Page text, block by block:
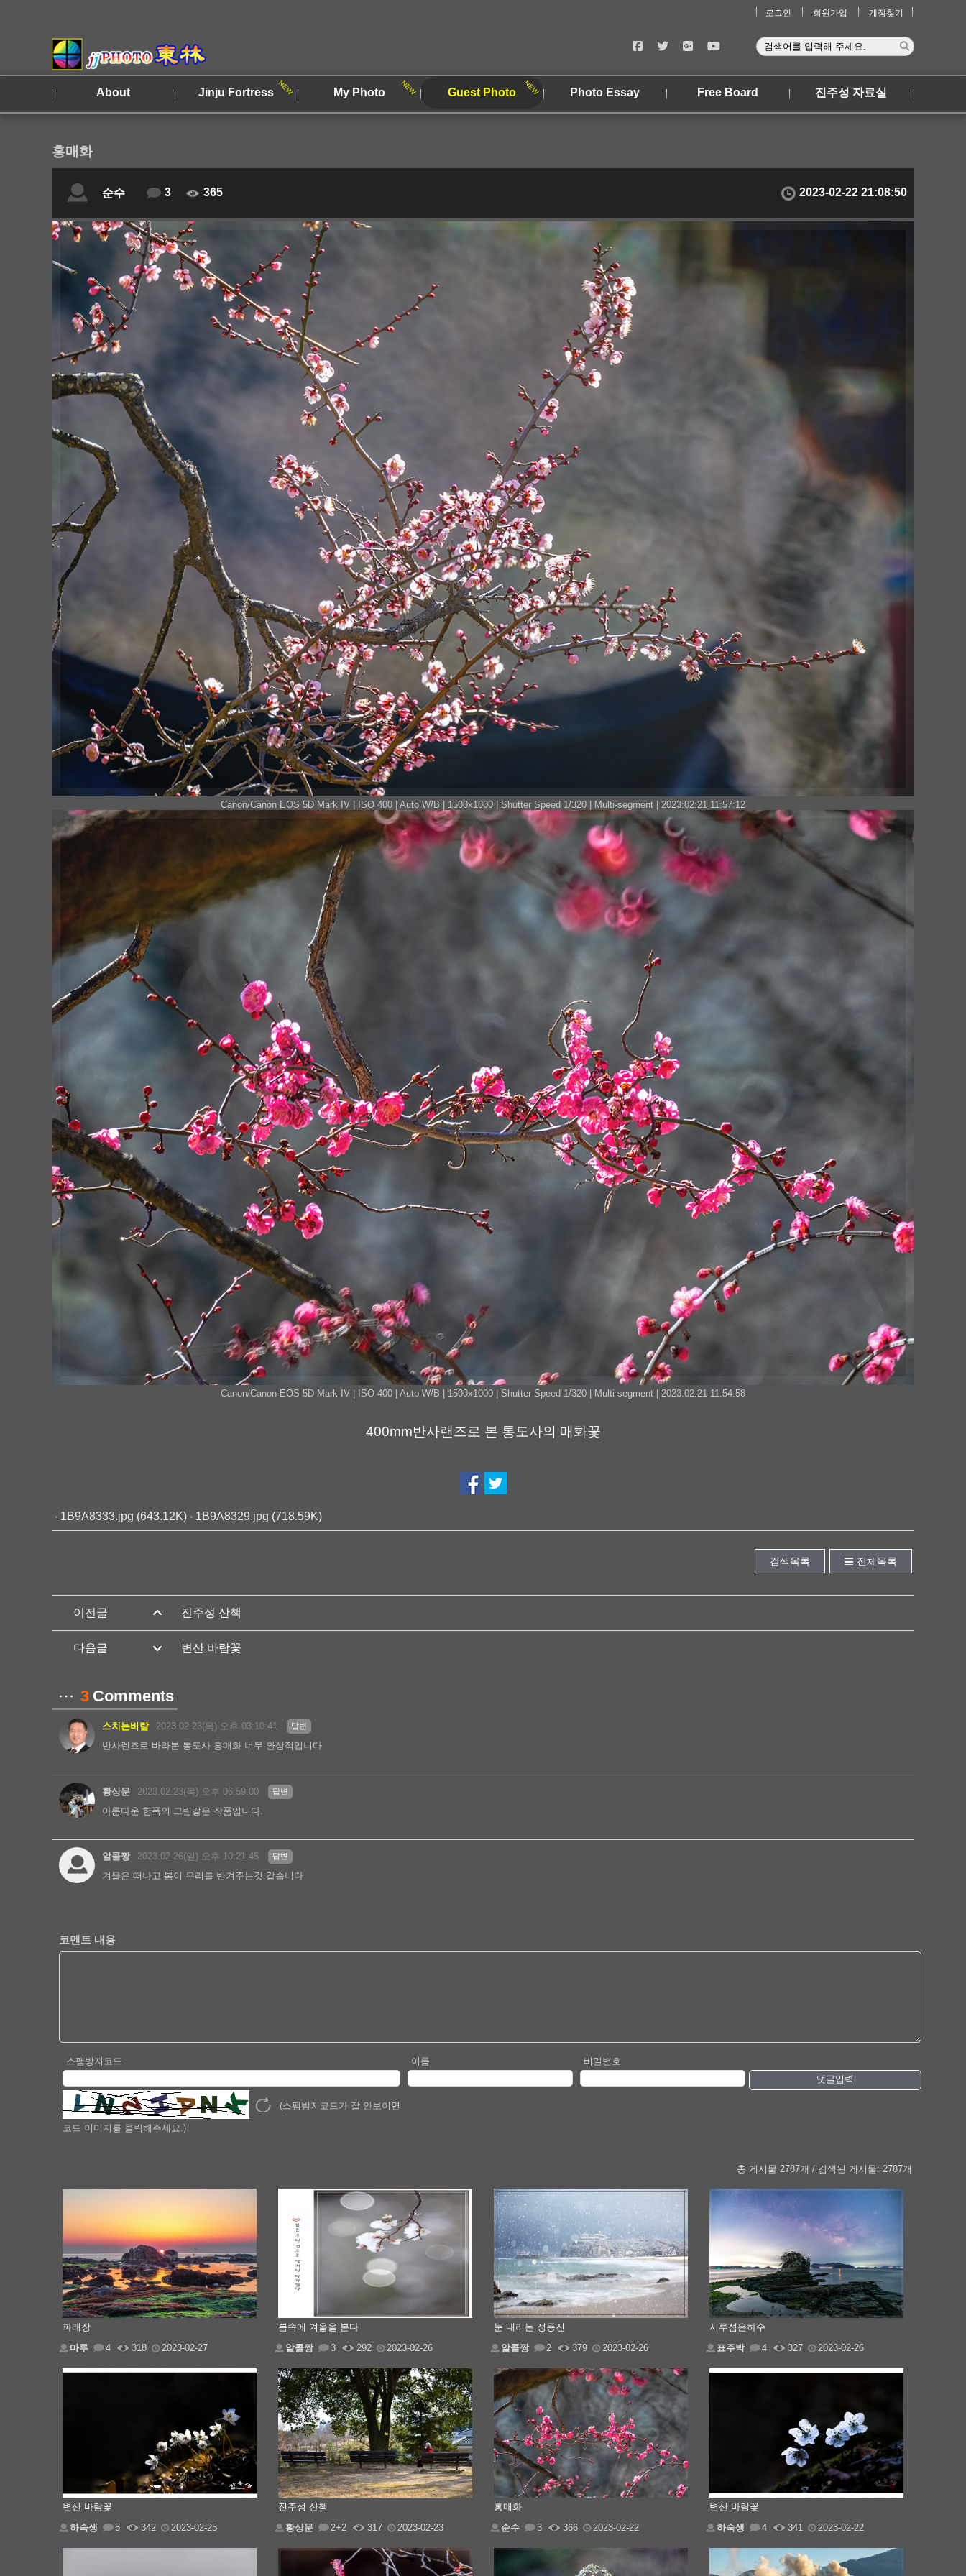
로그인 회원가입 계정찾기
About Jinju Fortress My Photo Guest Photo Photo Essay Free Board 진주성 자료실
홍매화
순수 3 365 2023-02-22 21:08:50
Canon/Canon EOS 5D Mark IV | ISO 400 | Auto W/B | 1500x1000 | Shutter Speed 1/320 | Multi-segment | 2023:02:21 11:57:12
Canon/Canon EOS 5D Mark IV | ISO 400 | Auto W/B | 1500x1000 | Shutter Speed 1/320 | Multi-segment | 2023:02:21 11:54:58
400mm반사랜즈로 본 통도사의 매화꽃
1B9A8333.jpg (643.12K) 1B9A8329.jpg (718.59K)
검색목록 전체목록
진주성 산책
변산 바람꽃
3 Comments
스치는바람 2023.02.23(목) 오후 03:10:41 답변
반사렌즈로 바라본 통도사 홍매화 너무 환상적입니다
황상문 2023.02.23(목) 오후 06:59:00 답변
아름다운 한폭의 그림같은 작품입니다.
알콜짱 2023.02.26(일) 오후 10:21:45 답변
겨울은 떠나고 봄이 우리를 반겨주는것 같습니다
코멘트 내용
스팸방지코드
(스팸방지코드가 잘 안보이면
코드 이미지를 클릭해주세요.)
이름
비밀번호
댓글입력
총 게시물 2787개 / 검색된 게시물: 2787개
파래장
마루
4 318 2023-02-27
봄속에 겨울을 본다
알콜짱
3 292 2023-02-26
눈 내리는 정동진
알콜짱
2 379 2023-02-26
시루섬은하수
표주박
4 327 2023-02-26
변산 바람꽃
하숙생
5 342 2023-02-25
진주성 산책
황상문
2+2 317 2023-02-23
홍매화
순수
3 366 2023-02-22
변산 바람꽃
하숙생
4 341 2023-02-22